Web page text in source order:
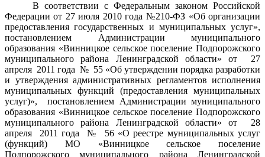
В соответствии с Федеральным законом Российской
Федерации от 27 июля 2010 года №210-ФЗ «Об организации
предоставления государственных и муниципальных услуг»,
постановлением Администрации муниципального
образования «Винницкое сельское поселение Подпорожского
муниципального района Ленинградской области» от 27
апреля 2011 года № 55 «Об утверждении порядка разработки
и утверждения административных регламентов исполнения
муниципальных функций (предоставления муниципальных
услуг)», постановлением Администрации муниципального
образования «Винницкое сельское поселение Подпорожского
муниципального района Ленинградской области» от 28
апреля 2011 года № 56 «О реестре муниципальных услуг
(функций) МО «Винницкое сельское поселение
Подпорожского муниципального района Ленинградской